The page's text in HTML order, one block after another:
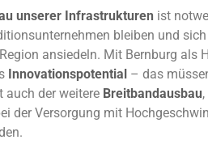
unserer Infrastrukturen ist
bleiben und
ansiedeln. Mit Bernburg als
Innovationspotential – das
auch der weitere Breitbandausbau
der Versorgung mit